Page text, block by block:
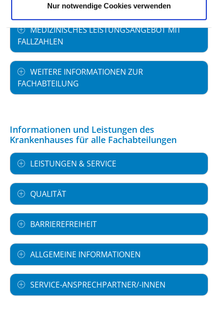
Nur notwendige Cookies verwenden
MEDIZINISCHES LEISTUNGSANGEBOT MIT
FALLZAHLEN
WEITERE INFORMATIONEN ZUR
FACHABTEILUNG
Informationen und Leistungen des
Krankenhauses für alle Fachabteilungen
LEISTUNGEN & SERVICE
QUALITÄT
BARRIEREFREIHEIT
ALLGEMEINE INFORMATIONEN
SERVICE-ANSPRECHPARTNER/-INNEN